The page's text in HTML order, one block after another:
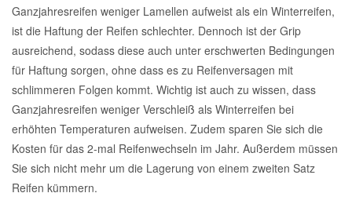
Ganzjahresreifen weniger Lamellen aufweist als ein Winterreifen,
ist die Haftung der Reifen schlechter. Dennoch ist der Grip
ausreichend, sodass diese auch unter erschwerten Bedingungen
für Haftung sorgen, ohne dass es zu Reifenversagen mit
schlimmeren Folgen kommt. Wichtig ist auch zu wissen, dass
Ganzjahresreifen weniger Verschleiß als Winterreifen bei
erhöhten Temperaturen aufweisen. Zudem sparen Sie sich die
Kosten für das 2-mal Reifenwechseln im Jahr. Außerdem müssen
Sie sich nicht mehr um die Lagerung von einem zweiten Satz
Reifen kümmern.
Vauxhall Ersatzteile
Volvo Ersatzteile